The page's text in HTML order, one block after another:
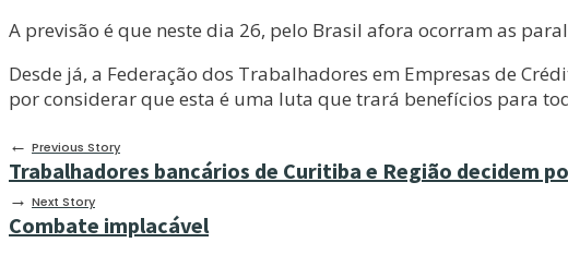
A previsão é que neste dia 26, pelo Brasil afora ocorram as
Desde já, a Federação dos Trabalhadores em Empresas de
por considerar que esta é uma luta que trará benefícios para
← Previous Story
Trabalhadores bancários de Curitiba e Região decidem
→ Next Story
Combate implacável